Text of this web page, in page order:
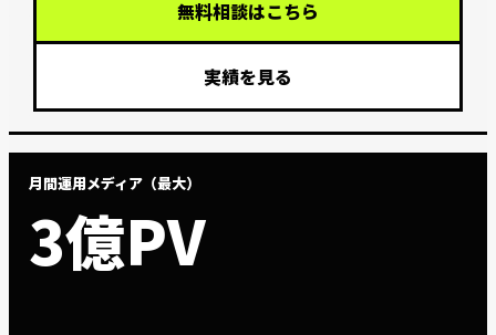
無料相談はこちら
実績を見る
月間運用メディア（最大）
3億PV